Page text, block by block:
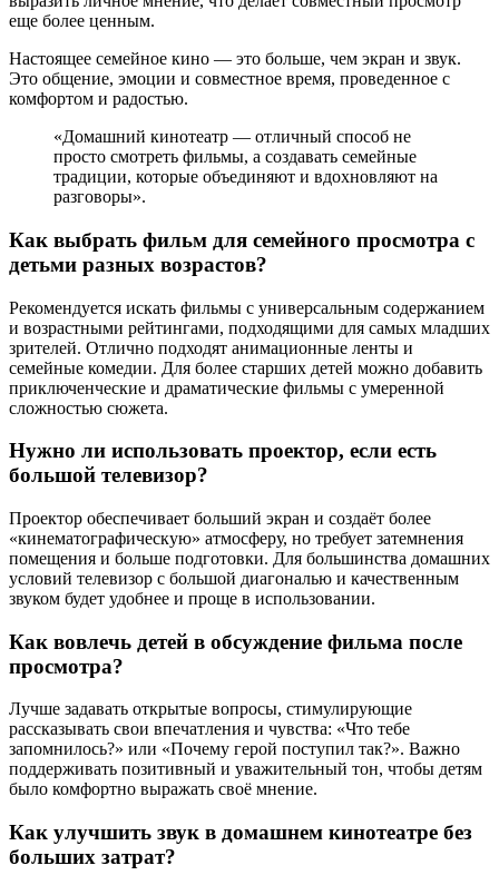
еще более ценным.
Настоящее семейное кино — это больше, чем экран и звук.
Это общение, эмоции и совместное время, проведенное с
комфортом и радостью.
«Домашний кинотеатр — отличный способ не
просто смотреть фильмы, а создавать семейные
традиции, которые объединяют и вдохновляют на
разговоры».
Как выбрать фильм для семейного просмотра с
детьми разных возрастов?
Рекомендуется искать фильмы с универсальным содержанием
и возрастными рейтингами, подходящими для самых младших
зрителей. Отлично подходят анимационные ленты и
семейные комедии. Для более старших детей можно добавить
приключенческие и драматические фильмы с умеренной
сложностью сюжета.
Нужно ли использовать проектор, если есть
большой телевизор?
Проектор обеспечивает больший экран и создаёт более
«кинематографическую» атмосферу, но требует затемнения
помещения и больше подготовки. Для большинства домашних
условий телевизор с большой диагональю и качественным
звуком будет удобнее и проще в использовании.
Как вовлечь детей в обсуждение фильма после
просмотра?
Лучше задавать открытые вопросы, стимулирующие
рассказывать свои впечатления и чувства: «Что тебе
запомнилось?» или «Почему герой поступил так?». Важно
поддерживать позитивный и уважительный тон, чтобы детям
было комфортно выражать своё мнение.
Как улучшить звук в домашнем кинотеатре без
больших затрат?